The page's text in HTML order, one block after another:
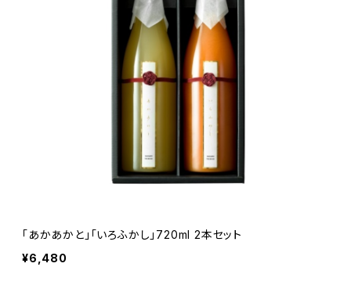
「あかあかと」「いろふかし」720ml 2本セット
¥6,480